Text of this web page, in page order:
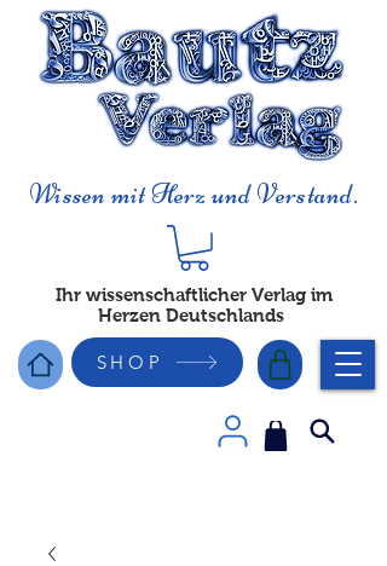
Wissen mit Herz und Verstand.
Ihr wissenschaftlicher Verlag im
Herzen Deutschlands
SHOP